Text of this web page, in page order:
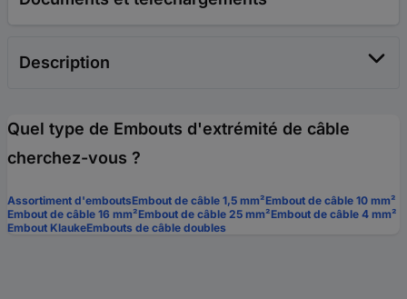
Description
Quel type de Embouts d'extrémité de câble
cherchez-vous ?
Assortiment d'emboutsEmbout de câble 1,5 mm²Embout de câble 10 mm²
Embout de câble 16 mm²Embout de câble 25 mm²Embout de câble 4 mm²
Embout KlaukeEmbouts de câble doubles